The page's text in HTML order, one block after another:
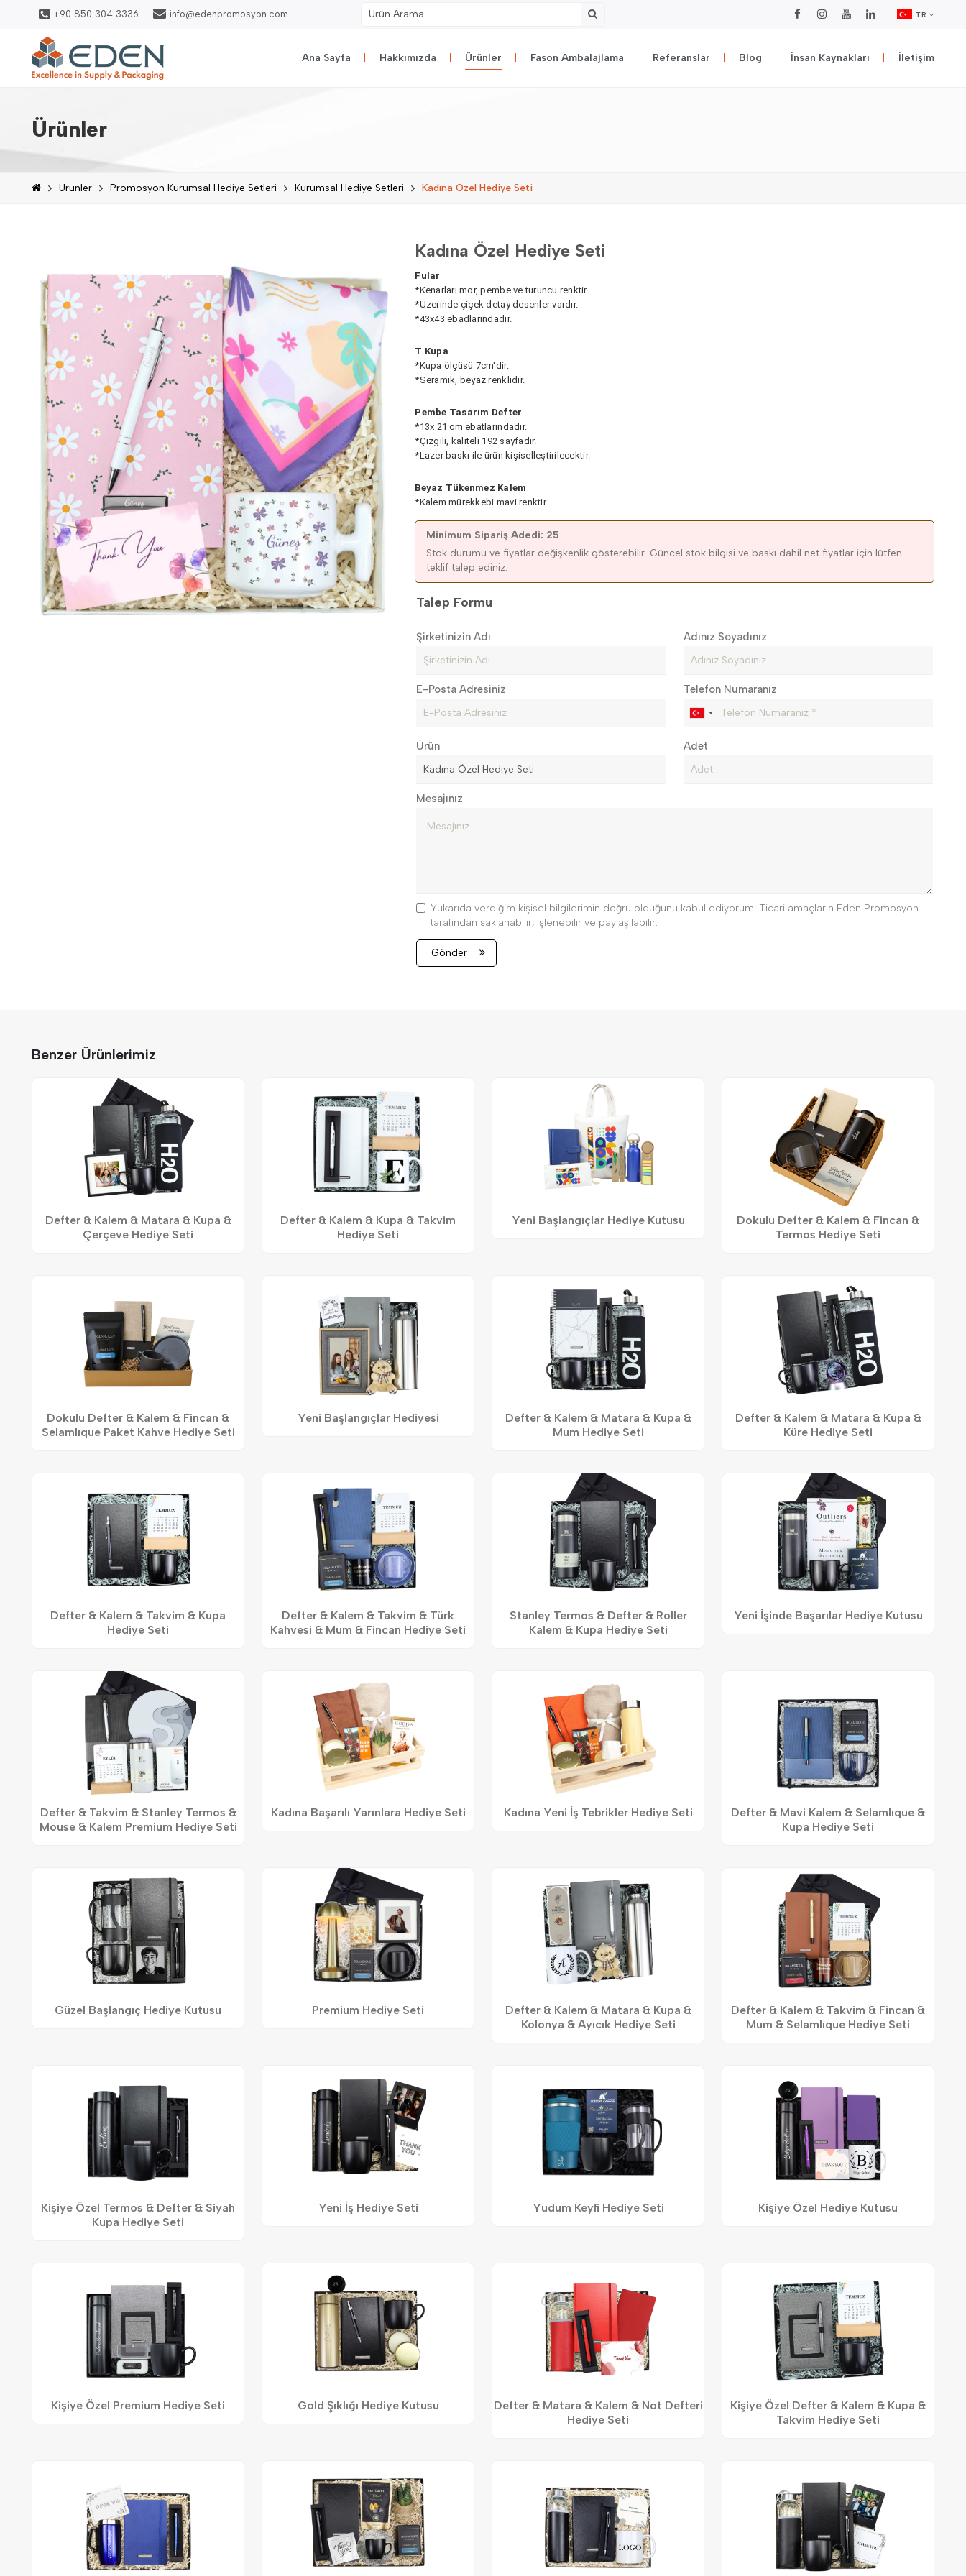
+90 850 304 3336 info@edenpromosyon.com TR
Ana Sayfa Hakkımızda Ürünler Fason Ambalajlama Referanslar Blog İnsan Kaynakları İletişim
Ürünler
Ürünler Promosyon Kurumsal Hediye Setleri Kurumsal Hediye Setleri Kadına Özel Hediye Seti
Kadına Özel Hediye Seti
Fular
*Kenarları mor, pembe ve turuncu renktir.
*Üzerinde çiçek detay desenler vardır.
*43x43 ebadlarındadır.
T Kupa
*Kupa ölçüsü 7cm'dir.
*Seramik, beyaz renklidir.
Pembe Tasarım Defter
*13x 21 cm ebatlarındadır.
*Çizgili, kaliteli 192 sayfadır.
*Lazer baskı ile ürün kişiselleştirilecektir.
Beyaz Tükenmez Kalem
*Kalem mürekkebi mavi renktir.
Minimum Sipariş Adedi: 25
Stok durumu ve fiyatlar değişkenlik gösterebilir. Güncel stok bilgisi ve baskı dahil net fiyatlar için lütfen
teklif talep ediniz.
Talep Formu
Şirketinizin Adı Adınız Soyadınız
E-Posta Adresiniz Telefon Numaranız
Ürün Adet
Mesajınız
Yukarıda verdiğim kişisel bilgilerimin doğru olduğunu kabul ediyorum. Ticari amaçlarla Eden Promosyon
tarafından saklanabilir, işlenebilir ve paylaşılabilir.
Gönder
Benzer Ürünlerimiz
Defter & Kalem & Matara & Kupa &
Çerçeve Hediye Seti
Defter & Kalem & Kupa & Takvim
Hediye Seti
Yeni Başlangıçlar Hediye Kutusu
Dokulu Defter & Kalem & Fincan &
Termos Hediye Seti
Dokulu Defter & Kalem & Fincan &
Selamlıque Paket Kahve Hediye Seti
Yeni Başlangıçlar Hediyesi
Defter & Kalem & Matara & Kupa &
Mum Hediye Seti
Defter & Kalem & Matara & Kupa &
Küre Hediye Seti
Defter & Kalem & Takvim & Kupa
Hediye Seti
Defter & Kalem & Takvim & Türk
Kahvesi & Mum & Fincan Hediye Seti
Stanley Termos & Defter & Roller
Kalem & Kupa Hediye Seti
Yeni İşinde Başarılar Hediye Kutusu
Defter & Takvim & Stanley Termos &
Mouse & Kalem Premium Hediye Seti
Kadına Başarılı Yarınlara Hediye Seti Kadına Yeni İş Tebrikler Hediye Seti
Defter & Mavi Kalem & Selamlıque &
Kupa Hediye Seti
Güzel Başlangıç Hediye Kutusu Premium Hediye Seti
Defter & Kalem & Matara & Kupa &
Kolonya & Ayıcık Hediye Seti
Defter & Kalem & Takvim & Fincan &
Mum & Selamlıque Hediye Seti
Kişiye Özel Termos & Defter & Siyah
Kupa Hediye Seti
Yeni İş Hediye Seti Yudum Keyfi Hediye Seti Kişiye Özel Hediye Kutusu
Kişiye Özel Premium Hediye Seti Gold Şıklığı Hediye Kutusu
Defter & Matara & Kalem & Not Defteri
Hediye Seti
Kişiye Özel Defter & Kalem & Kupa &
Takvim Hediye Seti